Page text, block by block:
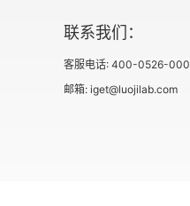
联系我们：
客服电话: 400-0526-000
邮箱: iget@luojilab.com